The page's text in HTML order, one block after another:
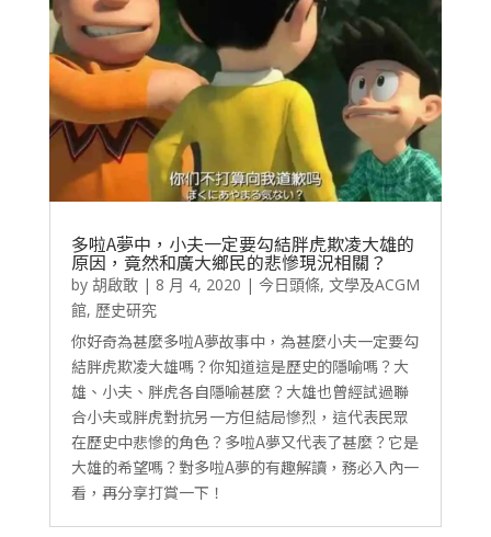
多啦A夢中，小夫一定要勾結胖虎欺凌大雄的
原因，竟然和廣大鄉民的悲慘現況相關？
by 胡啟敢| 8 月 4, 2020 | 今日頭條, 文學及ACGM
館, 歷史研究
你好奇為甚麼多啦A夢故事中，為甚麼小夫一定要勾
結胖虎欺凌大雄嗎？你知道這是歷史的隱喻嗎？大
雄、小夫、胖虎各自隱喻甚麼？大雄也曾經試過聯
合小夫或胖虎對抗另一方但結局慘烈，這代表民眾
在歷史中悲慘的角色？多啦A夢又代表了甚麼？它是
大雄的希望嗎？對多啦A夢的有趣解讀，務必入內一
看，再分享打賞一下！